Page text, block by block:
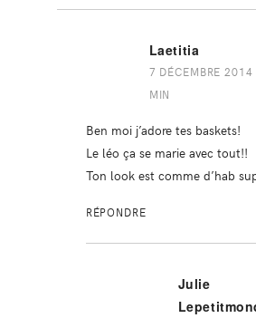
Laetitia
7 DÉCEMBRE
MIN
Ben moi j’adore tes baskets!
Le léo ça se marie avec tout!!
Ton look est comme d’hab
RÉPONDRE
Julie